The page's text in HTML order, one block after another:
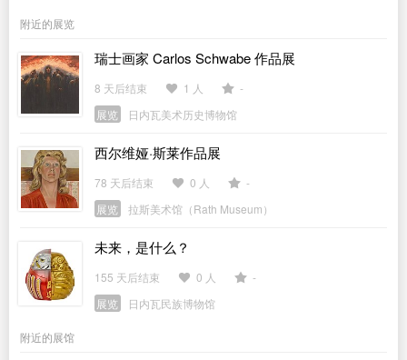
附近的展览
瑞士画家 Carlos Schwabe 作品展
8 天后结束 1 人
-
展览
日内瓦美术历史博物馆
西尔维娅·斯莱作品展
78 天后结束 0 人
-
展览
拉斯美术馆（Rath Museum）
未来，是什么？
155 天后结束 0 人
-
展览
日内瓦民族博物馆
附近的展馆